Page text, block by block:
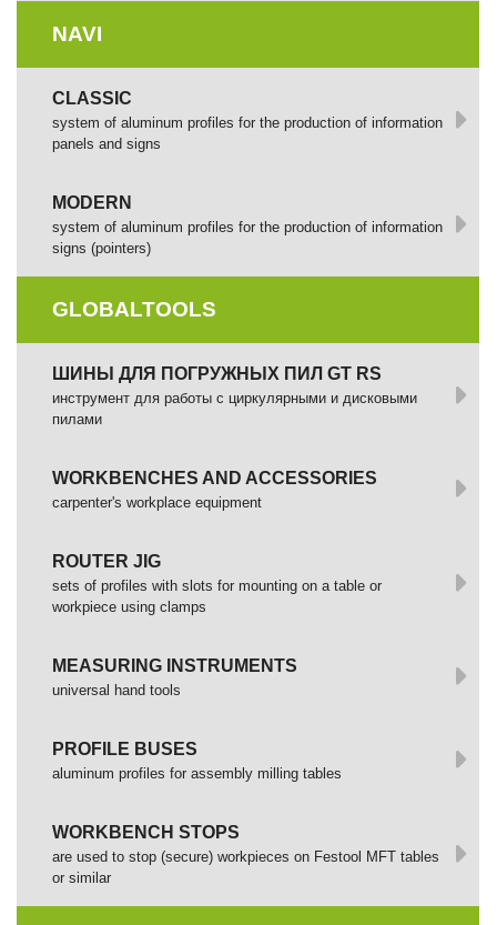
NAVI
CLASSIC
system of aluminum profiles for the production of information
panels and signs
MODERN
system of aluminum profiles for the production of information
signs (pointers)
GLOBALTOOLS
ШИНЫ ДЛЯ ПОГРУЖНЫХ ПИЛ GT RS
инструмент для работы с циркулярными и дисковыми
пилами
WORKBENCHES AND ACCESSORIES
сarpenter's workplace equipment
ROUTER JIG
sets of profiles with slots for mounting on a table or
workpiece using clamps
MEASURING INSTRUMENTS
universal hand tools
PROFILE BUSES
aluminum profiles for assembly milling tables
WORKBENCH STOPS
are used to stop (secure) workpieces on Festool MFT tables
or similar